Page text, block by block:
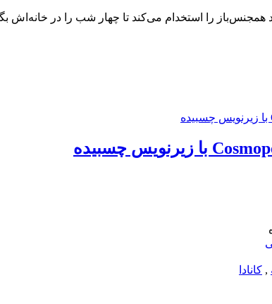
را استخدام می‌کند تا چهار شب را در خانه‌اش
, کانادا